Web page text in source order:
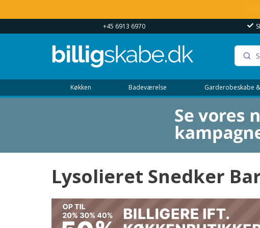
+45 6913 6970
Køkken Badeværelse Garderobeskabe
Lysolieret Snedker